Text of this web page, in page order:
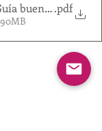
buenas prácticas
.pdf